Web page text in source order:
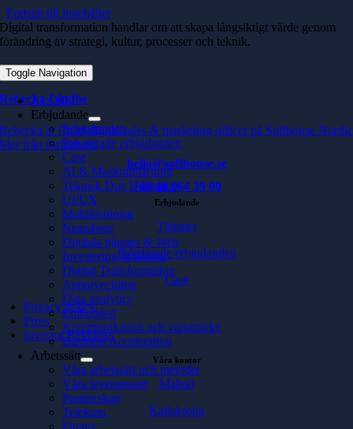
Fortsätt till innehållet
Toggle Navigation
AI / ML
Erbjudande
Erbjudanden
Paketerade erbjudanden
Case
AI & Maskininlärning
Teknisk Due Diligence
UI/UX
Molnlösningar
Nearshore
Digitala tjänster & Web
Investering & kapital
Digital Transformation
Apputveckling
Data analytics
Embedded
Kommunikation och varumärke
Business Acceleration
Arbetssätt
Våra arbetssätt och metoder
Våra leveranssätt
Partnerskap
Telekom
Finans
Digital transformation handlar om att skapa långsiktigt värde genom
förändring av strategi, kultur, processer och teknik.
Rebecka Lindhe
Rebecka är Chief digital sales & marketing officer på Softhouse Nordic
Mer från författaren
hello@softhouse.se
+46 40 664 39 00
Erbjudande
Tjänster
Paketerade erbjudanden
Case
Privacy policy
Press
Investor Relations
Våra kontor
Malmö
Karlskrona